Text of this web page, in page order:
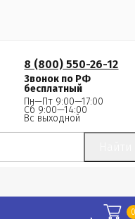
8 (800) 550-26-12
Звонок по РФ
бесплатный
Пн—Пт 9:00—17:00
Сб 9:00—14:00
Вс выходной